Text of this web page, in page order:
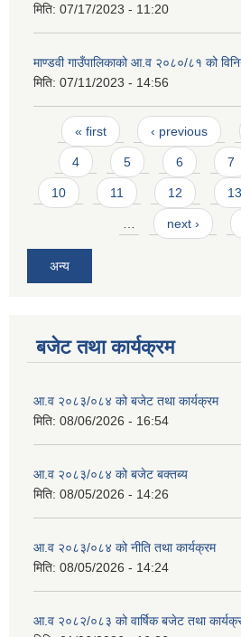
मिति: 07/17/2023 - 11:20
माण्डवी गाउँपालिकाको आ.व २०८०/८१ को
मिति: 07/11/2023 - 14:56
Pages
« first ‹ previous
4 5 6 7
10 11 12 13
next ›
अन्य
बजेट तथा कार्यक्रम
आ.व २०८३/०८४ को बजेट तथा कार्यक्रम
मिति: 08/06/2026 - 16:54
आ.व २०८३/०८४ को बजेट बक्तब्य
मिति: 08/05/2026 - 14:26
आ.व २०८३/०८४ को नीति तथा कार्यक्रम
मिति: 08/05/2026 - 14:24
आ.व २०८२/०८३ को वार्षिक बजेट तथा